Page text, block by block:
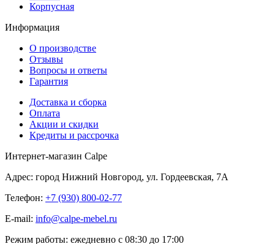
Корпусная
Информация
О производстве
Отзывы
Вопросы и ответы
Гарантия
Доставка и сборка
Оплата
Акции и скидки
Кредиты и рассрочка
Интернет-магазин Calpe
Адрес: город Нижний Новгород, ул. Гордеевская, 7А
Телефон: +7 (930) 800-02-77
E-mail: info@calpe-mebel.ru
Режим работы: ежедневно с 08:30 до 17:00